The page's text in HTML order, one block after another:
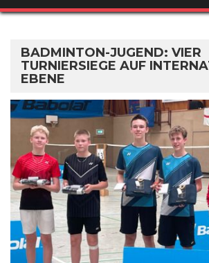
BADMINTON-JUGEND: VIER
TURNIERSIEGE AUF
EBENE